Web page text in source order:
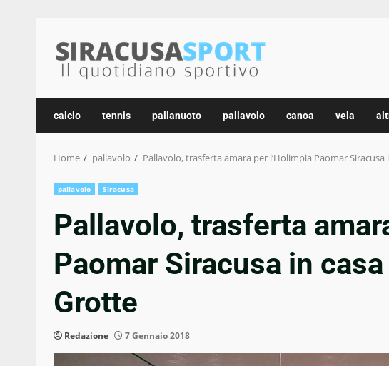
content
calcio tennis pallanuoto pallavolo canoa vela
Home pallavolo Pallavolo, trasferta amara per l’Holimpia Paomar
pallavolo Siracusa
Pallavolo, trasferta
Paomar Siracusa in
Grotte
Redazione 7 Gennaio 2018